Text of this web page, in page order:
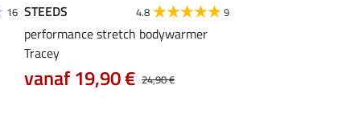
16 STEEDS 4.8 9
performance stretch bodywarmer
Tracey
24,90 €
vanaf 19,90 €